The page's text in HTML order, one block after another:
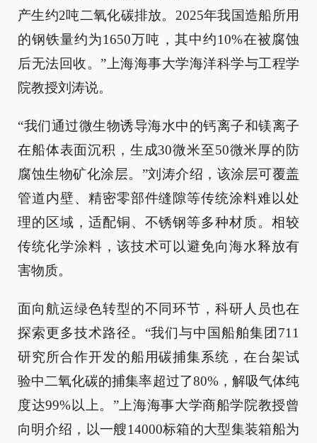
产生约2吨二氧化碳排放。2025年我国造船所用
的钢铁量约为1650万吨，其中约10%在被腐蚀
后无法回收。”上海海事大学海洋科学与工程学
院教授刘涛说。
“我们通过微生物诱导海水中的钙离子和镁离子
在船体表面沉积，生成30微米至50微米厚的防
腐蚀生物矿化涂层。”刘涛介绍，该涂层可覆盖
管道内壁、精密零部件缝隙等传统涂料难以处
理的区域，适配铜、不锈钢等多种材质。相较
传统化学涂料，该技术可以避免向海水释放有
害物质。
面向航运绿色转型的不同环节，科研人员也在
探索更多技术路径。“我们与中国船舶集团711
研究所合作开发的船用碳捕集系统，在台架试
验中二氧化碳的捕集率超过了80%，解吸气体纯
度达99%以上。”上海海事大学商船学院教授曾
向明介绍，以一艘14000标箱的大型集装箱船为